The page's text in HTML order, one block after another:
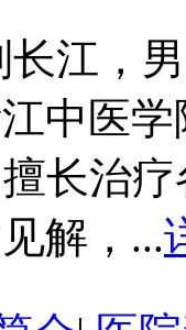
长江，
中医
长治
解，...